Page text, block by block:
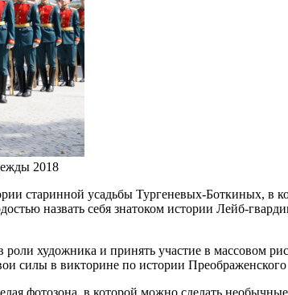
2018
старинной усадьбы Тургеневых-Боткиных, в
назвать себя знатоком истории Лейб-
художника и принять участие в массовом
силы в викторине по истории
фотозона, в которой можно сделать